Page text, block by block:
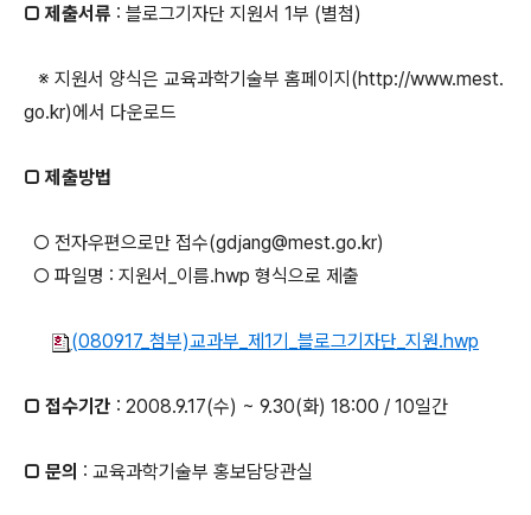
□ 제출서류 : 블로그기자단 지원서 1부 (별첨)
※ 지원서 양식은 교육과학기술부 홈페이지(http://www.mest.
go.kr)에서 다운로드
□ 제출방법
○ 전자우편으로만 접수(gdjang@mest.go.kr)
○ 파일명 : 지원서_이름.hwp 형식으로 제출
(080917_첨부)교과부_제1기_블로그기자단_지원.hwp
□ 접수기간 : 2008.9.17(수) ~ 9.30(화) 18:00 / 10일간
□ 문의 : 교육과학기술부 홍보담당관실